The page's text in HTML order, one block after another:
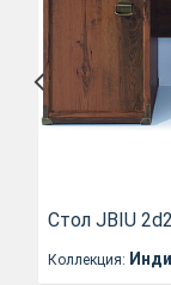
Стол JBIU
Коллекция: